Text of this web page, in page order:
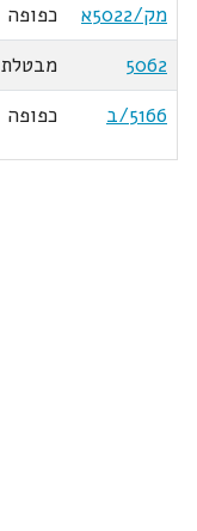
מק/5022א
כפופה
5062
מבטלת
5166/ב
כפופה